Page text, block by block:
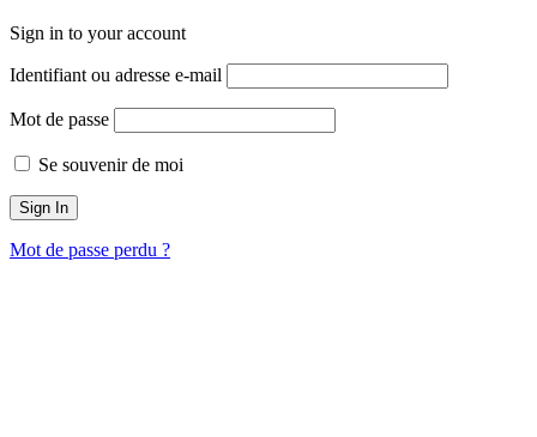
Sign in to your account
Identifiant ou adresse e-mail
Mot de passe
Se souvenir de moi
Mot de passe perdu ?